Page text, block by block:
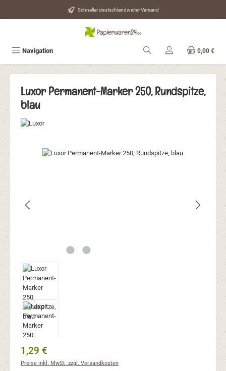
Zum Hauptinhalt springen Schneller deutschlandweiter Versand
Navigation 0,00 €
Luxor Permanent-Marker 250, Rundspitze,
blau
Bildergalerie überspringen
Regulärer Preis:
1,29 €
Preise inkl. MwSt. zzgl. Versandkosten